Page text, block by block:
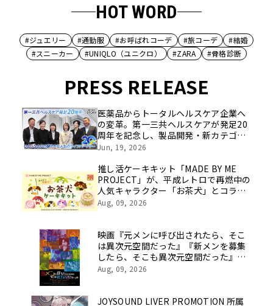
HOT WORD
#ジュエリー #通勤服 #お呼ばれコーデ #旅コーデ
#結婚
#スニーカー
#UNIQLO（ユニクロ） #ZARA #骨格診断
PRESS RELEASE
医薬品からトータルヘルスケア企業へ
の変革。第一三共ヘルスケアが発足20
周年を記念し、製品開発・新カテゴリ
挑戦の舞台や旧社統合時のエピソード
像を公開！
Jun, 19, 2026
推し活ケーキキット「MADE BY ME
PROJECT」が、平成レトロで再燃中の
人気キャラクター「お茶犬」とコラボ
したケーキキットを8月10日(月)より限
Aug, 09, 2026
映画『元メンに呼び出されたら、そこ
は異次元空間だった』『新メンを募集
したら、そこも異次元空間だった』主
要動画配信サービスで配信開始
Aug, 09, 2026
JOYSOUND LIVER PROMOTION 所属